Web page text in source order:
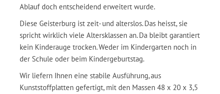
Ablauf doch entscheidend erweitert wurde.
Diese Geisterburg ist zeit- und alterslos. Das heisst, sie
spricht wirklich viele Altersklassen an. Da bleibt garantiert
kein Kinderauge trocken. Weder im Kindergarten noch in
der Schule oder beim Kindergeburtstag.
Wir liefern Ihnen eine stabile Ausführung, aus
Kunststoffplatten gefertigt, mit den Massen 48 x 20 x 3,5